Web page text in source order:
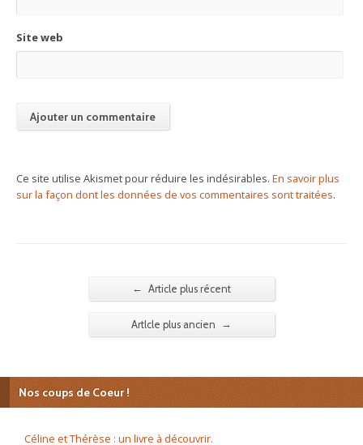
Site web
Ce site utilise Akismet pour réduire les indésirables. En savoir plus
sur la façon dont les données de vos commentaires sont traitées.
← Article plus récent
Artlcle plus ancien →
Nos coups de Coeur !
Céline et Thérèse : un livre à découvrir.